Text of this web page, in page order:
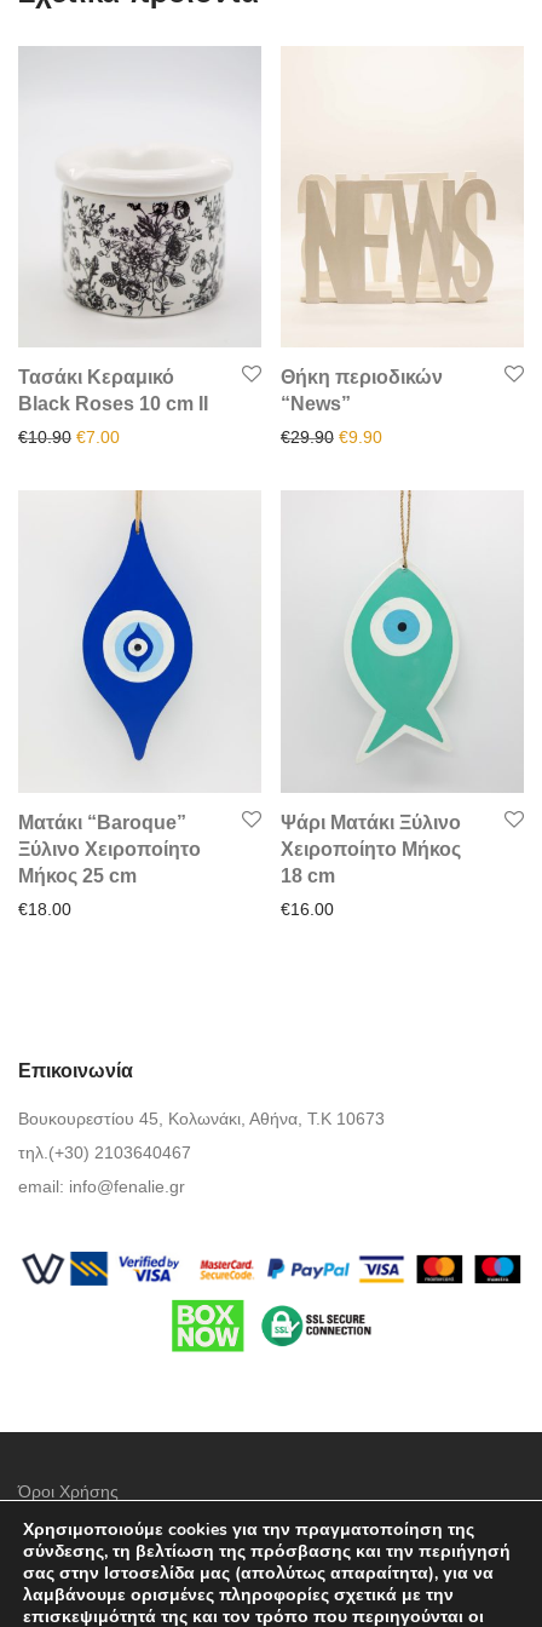
Τασάκι Κεραμικό
Black Roses 10 cm II
€10.90 Original price was: €10.90.
€7.00Η τρέχουσα τιμή είναι: €7.00.
Θήκη περιοδικών
“News”
€29.90 Original price was: €29.90.
€9.90Η τρέχουσα τιμή
Ματάκι “Baroque”
Ξύλινο Χειροποίητο
Μήκος 25 cm
€18.00
Ψάρι Ματάκι Ξύλινο
Χειροποίητο Μήκος
18 cm
€16.00
Επικοινωνία
Βουκουρεστίου 45, Κολωνάκι, Αθήνα, Τ.Κ 10673
τηλ.(+30) 2103640467
email: info@fenalie.gr
Όροι Χρήσης
Πολιτική προστασίας απορρήτου
Τρόποι Πληρωμής
Επιλογές Αποστολών
Χρησιμοποιούμε cookies για την πραγματοποίηση της
σύνδεσης, τη βελτίωση της πρόσβασης και την περιήγησή
σας στην Ιστοσελίδα μας (απολύτως απαραίτητα), για να
λαμβάνουμε ορισμένες πληροφορίες σχετικά με την
επισκεψιμότητά της και τον τρόπο που περιηγούνται οι